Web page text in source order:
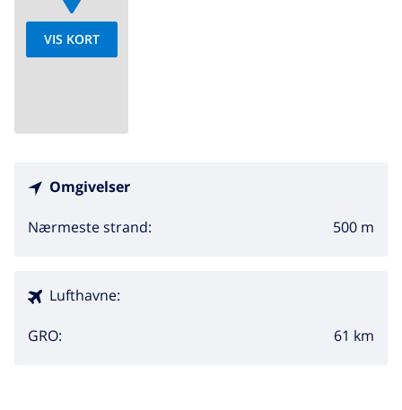
VIS KORT
Omgivelser
Nærmeste strand: 500 m
Lufthavne:
GRO: 61 km